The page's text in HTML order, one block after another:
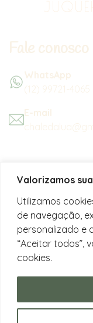
Valorizamos
Utilizamos
de navegação,
personalizado e
“Aceitar todos”,
cookies.
Fale conosco
WhatsApp
(12) 99721-4065
E-mail
na bela praia
Instagram
Facebook
Chalés da